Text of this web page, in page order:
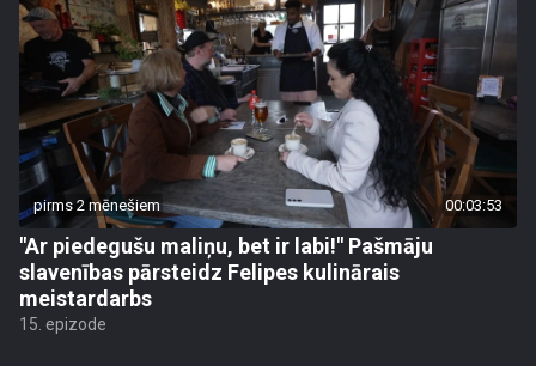
pirms 2 mēnešiem 00:03:53
"Ar piedegušu maliņu, bet ir labi!" Pašmāju
slavenības pārsteidz Felipes kulinārais
meistardarbs
15. epizode